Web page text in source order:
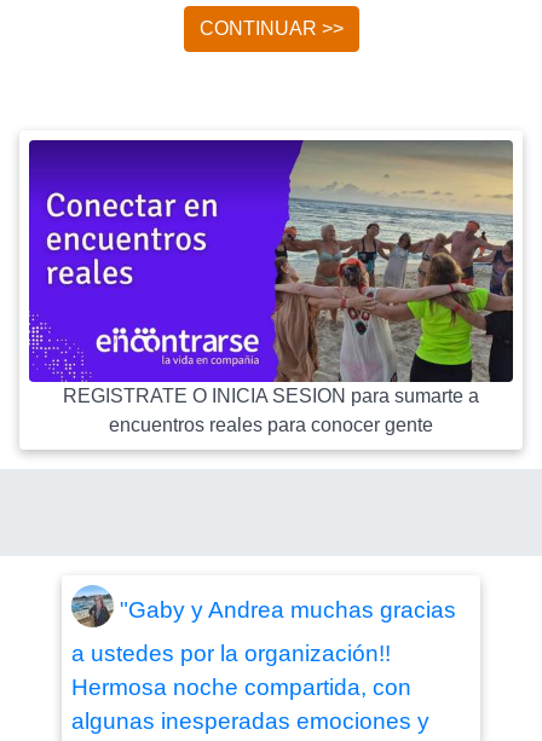
CONTINUAR >>
REGISTRATE O INICIA SESION para sumarte a
encuentros reales para conocer gente
"Gaby y Andrea muchas gracias
a ustedes por la organización!!
Hermosa noche compartida, con
algunas inesperadas emociones y